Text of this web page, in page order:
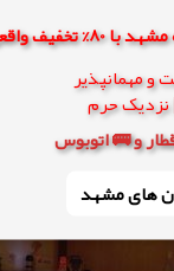
و مهمانپذیر
و 🚌 اتوبوس
های مشهد